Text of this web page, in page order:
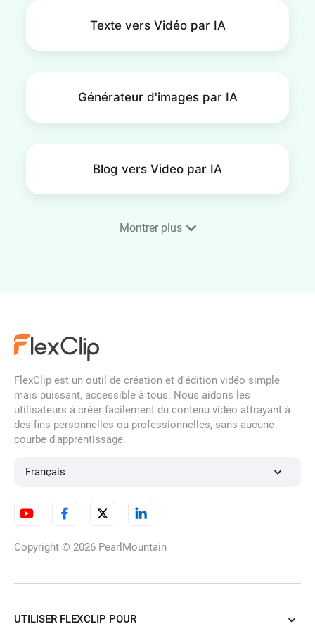
Texte vers Vidéo par IA
Générateur d'images par IA
Blog vers Video par IA
Créateur d’Animation de Logo
par IA
IA
Montrer plus
FlexClip est un outil de création et d'édition vidéo simple
mais puissant, accessible à tous. Nous aidons les
utilisateurs à créer facilement du contenu vidéo attrayant à
des fins personnelles ou professionnelles, sans aucune
courbe d'apprentissage.
Français
Copyright © 2026 PearlMountain
UTILISER FLEXCLIP POUR